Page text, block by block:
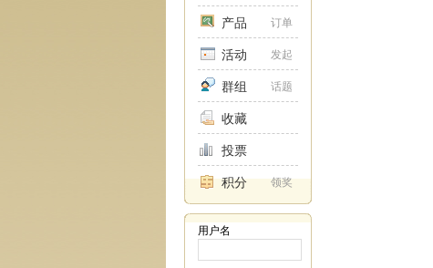
产品 订单
活动 发起
群组 话题
收藏
投票
积分 领奖
用户名